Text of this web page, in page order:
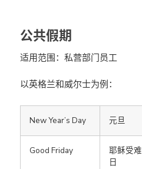
公共假期
适用范围：私营部门员工
以英格兰和威尔士为例：
New Year’s Day 元旦
Good Friday
耶稣受难
日